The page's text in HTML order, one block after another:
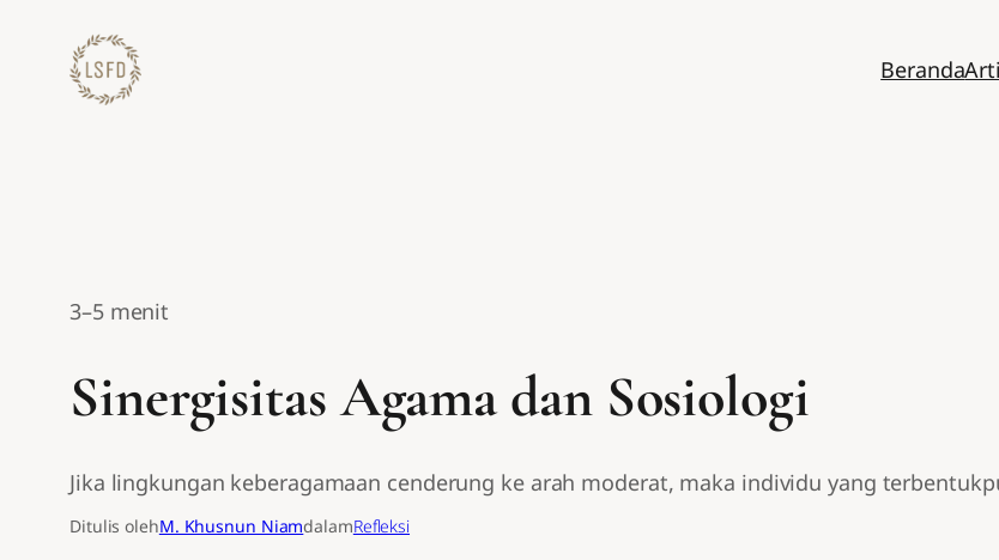
konten
Beranda
3–5 menit
Sinergisitas Agama dan Sosiologi
Jika lingkungan keberagamaan cenderung ke arah moderat, maka individu yang
Ditulis olehM. Khusnun NiamdalamRefleksi